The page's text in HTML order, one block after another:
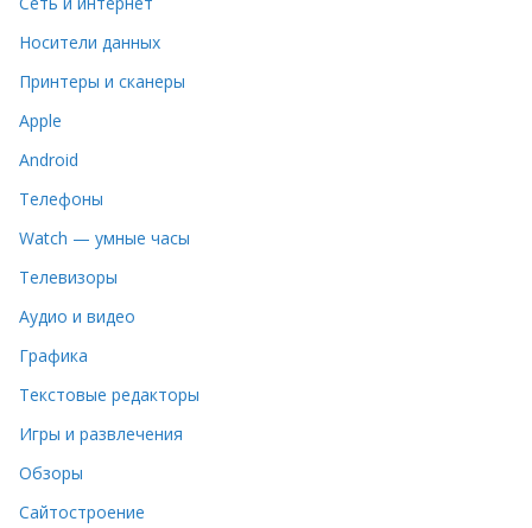
Носители данных
Принтеры и сканеры
Apple
Android
Телефоны
Watch — умные часы
Телевизоры
Аудио и видео
Графика
Текстовые редакторы
Игры и развлечения
Обзоры
Сайтостроение